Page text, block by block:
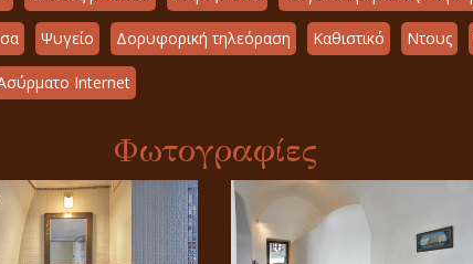
Ψυγείο Δορυφορική τηλεόραση Καθιστικό Ντους
Internet
Φωτογραφίες